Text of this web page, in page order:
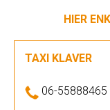
HIER
TAXI KLAVER
06-55888465